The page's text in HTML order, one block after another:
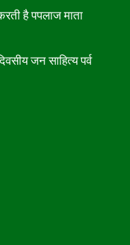
है पपलाज माता
जन साहित्य पर्व